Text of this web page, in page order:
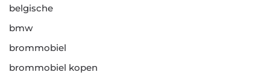
belgische
bmw
brommobiel
brommobiel kopen